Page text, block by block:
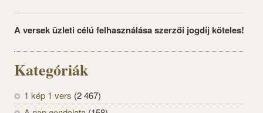
A versek üzleti célú felhasználása szerzői jogdíj köteles!
Kategóriák
1 kép 1 vers (2 467)